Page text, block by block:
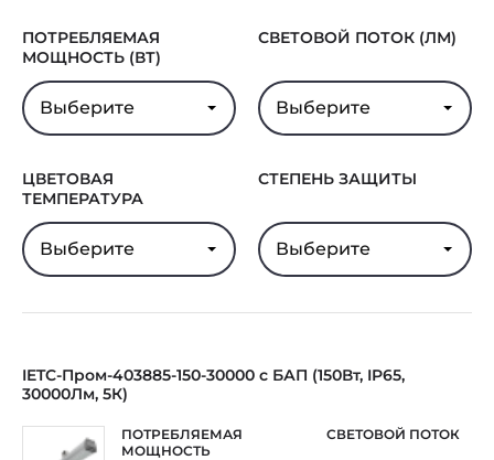
ПОТРЕБЛЯЕМАЯ
МОЩНОСТЬ (ВТ)
Выберите
СВЕТОВОЙ ПОТОК (ЛМ)
Выберите
ЦВЕТОВАЯ
ТЕМПЕРАТУРА
Выберите
СТЕПЕНЬ ЗАЩИТЫ
Выберите
IETC-Пром-403885-150-30000 с БАП (150Вт, IP65,
30000Лм, 5К)